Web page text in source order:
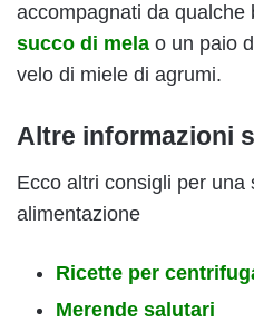
accompagnati da qualche
succo di mela o un paio
velo di miele di agrumi.
Altre informazioni
Ecco altri consigli per una
alimentazione
Ricette per
Merende salutari